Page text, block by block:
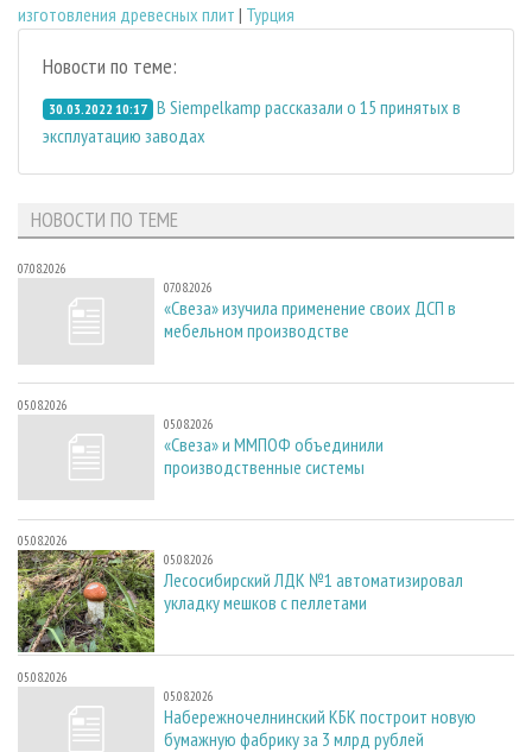
изготовления древесных плит | Турция
Новости по теме:
30.03.2022 10:17 В Siempelkamp рассказали о 15 принятых в
эксплуатацию заводах
НОВОСТИ ПО ТЕМЕ
07.08.2026
07.08.2026
«Свеза» изучила применение своих ДСП в
мебельном производстве
05.08.2026
05.08.2026
«Свеза» и ММПОФ объединили
производственные системы
05.08.2026
05.08.2026
Лесосибирский ЛДК №1 автоматизировал
укладку мешков с пеллетами
05.08.2026
05.08.2026
Набережночелнинский КБК построит новую
бумажную фабрику за 3 млрд рублей